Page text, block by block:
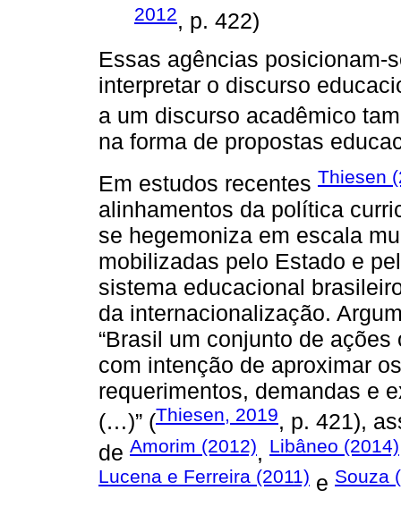
2012, p. 422)
Essas agências posicionam-
interpretar o discurso
a um discurso acadêmico
na forma de propostas
Em estudos recentes Thiesen
alinhamentos da política
se hegemoniza em escala
mobilizadas pelo Estado e
sistema educacional
da internacionalização.
“Brasil um conjunto de
com intenção de aproximar
requerimentos, demandas e
(…)” (Thiesen, 2019, p. 421),
de Amorim (2012), Libâneo (2014)
Lucena e Ferreira (2011) e Souza